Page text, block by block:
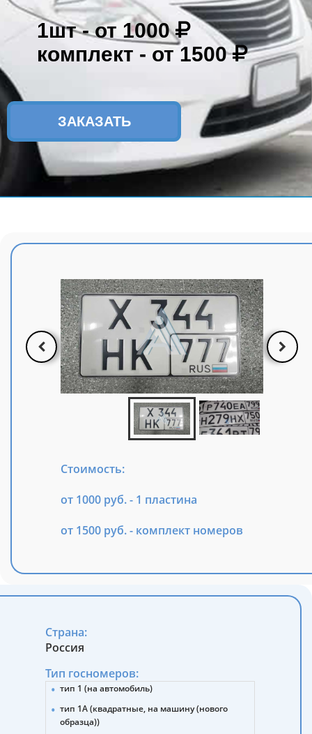
1шт -от 1000
комплект - от 1500
ЗАКАЗАТЬ
Стоимость:
от 1000 руб. - 1 пластина
от 1500 руб. - комплект номеров
Страна:
Россия
Тип госномеров:
тип 1 (на автомобиль)
тип 1А (квадратные, на машину (нового
образца))